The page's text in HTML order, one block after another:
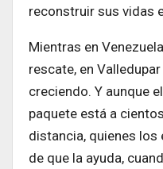
reconstruir sus vidas
Mientras en
rescate, en
creciendo. Y aunque
paquete está a
distancia, quienes los
de que la ayuda,